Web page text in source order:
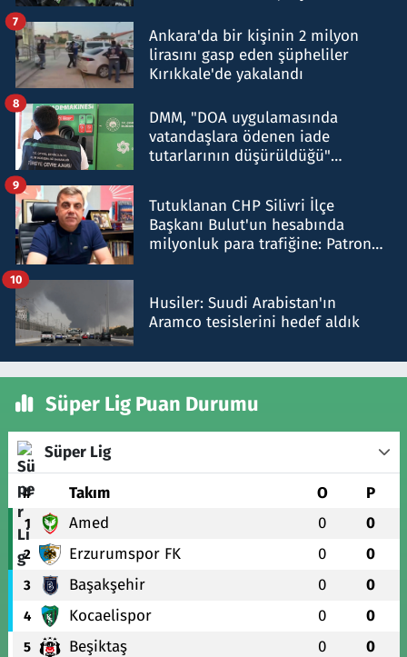
Ankara'da bir kişinin 2 milyon
lirasını gasp eden şüpheliler
Kırıkkale'de yakalandı
7
DMM, "DOA uygulamasında
vatandaşlara ödenen iade
tutarlarının düşürüldüğü"
8
Tutuklanan CHP Silivri İlçe
Başkanı Bulut'un hesabında
milyonluk para trafiğine: Patron
9
Husiler: Suudi Arabistan'ın
Aramco tesislerini hedef aldık
10
Süper Lig Puan Durumu
Süper Lig
# Takım O P
1 Amed 0 0
2 Erzurumspor FK 0 0
3 Başakşehir 0 0
4 Kocaelispor 0 0
5 Beşiktaş 0 0